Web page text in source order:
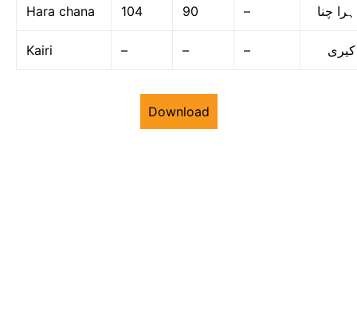
Hara chana 104 90 – ہرا چنا
Kairi – – – کیری
Download